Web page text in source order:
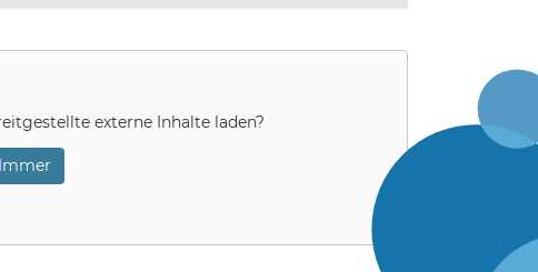
externe Inhalte laden?
Immer